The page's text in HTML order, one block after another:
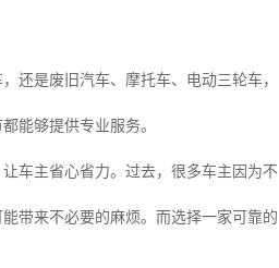
还是废旧汽车、摩托车、电动三轮车，
能够提供专业服务。
车主省心省力。过去，很多车主因为不
带来不必要的麻烦。而选择一家可靠的